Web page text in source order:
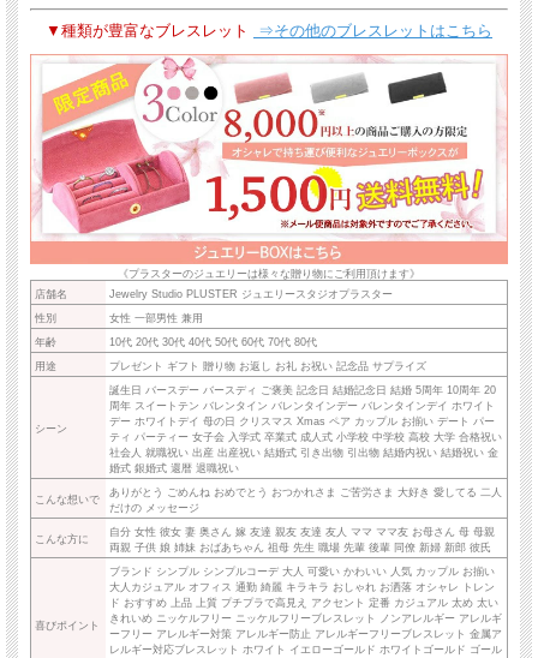
▼種類が豊富なブレスレット ⇒その他のブレスレットはこちら
《プラスターのジュエリーは様々な贈り物にご利用頂けます》
店舗名
Jewelry Studio PLUSTER ジュエリースタジオプラスター
性別
女性 一部男性 兼用
年齢
10代 20代 30代 40代 50代 60代 70代 80代
用途
プレゼント ギフト 贈り物 お返し お礼 お祝い 記念品 サプライズ
シーン
誕生日 バースデー バースディ ご褒美 記念日 結婚記念日 結婚 5周年 10周年 20
周年 スイートテン バレンタイン バレンタインデー バレンタインデイ ホワイト
デー ホワイトデイ 母の日 クリスマス Xmas ペア カップル お揃い デート パー
ティ パーティー 女子会 入学式 卒業式 成人式 小学校 中学校 高校 大学 合格祝い
社会人 就職祝い 出産 出産祝い 結婚式 引き出物 引出物 結婚内祝い 結婚祝い 金
婚式 銀婚式 還暦 退職祝い
こんな想いで
ありがとう ごめんね おめでとう おつかれさま ご苦労さま 大好き 愛してる 二人
だけの メッセージ
こんな方に
自分 女性 彼女 妻 奥さん 嫁 友達 親友 友達 友人 ママ ママ友 お母さん 母 母親
両親 子供 娘 姉妹 おばあちゃん 祖母 先生 職場 先輩 後輩 同僚 新婦 新郎 彼氏
喜びポイント
ブランド シンプル シンプルコーデ 大人 可愛い かわいい 人気 カップル お揃い
大人カジュアル オフィス 通勤 綺麗 キラキラ おしゃれ お洒落 オシャレ トレン
ド おすすめ 上品 上質 プチプラで高見え アクセント 定番 カジュアル 太め 太い
きれいめ ニッケルフリー ニッケルフリーブレスレット ノンアレルギー アレルギ
ーフリー アレルギー対策 アレルギー防止 アレルギーフリーブレスレット 金属ア
レルギー対応ブレスレット ホワイト イエローゴールド ホワイトゴールド ゴール